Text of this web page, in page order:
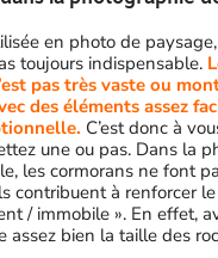
en photo de paysage,
toujours indispensable.
pas très vaste ou
des éléments assez
C’est donc à
une ou pas. Dans la
les cormorans ne font
contribuent à renforcer
/ immobile ». En effet,
assez bien la taille des